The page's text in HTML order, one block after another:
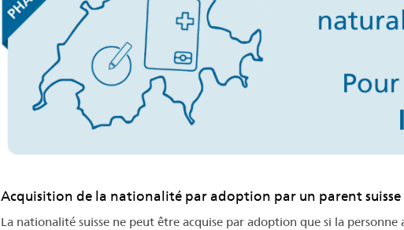
Acquisition de la nationalité par adoption par un parent suisse
La nationalité suisse ne peut être acquise par adoption que si la